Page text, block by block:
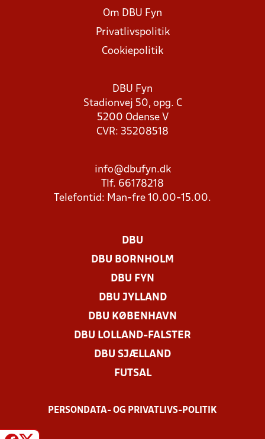
Om DBU Fyn
Privatlivspolitik
Cookiepolitik
DBU Fyn
Stadionvej 50, opg. C
5200 Odense V
CVR: 35208518
info@dbufyn.dk
Tlf. 66178218
Telefontid: Man-fre 10.00-15.00.
DBU
DBU BORNHOLM
DBU FYN
DBU JYLLAND
DBU KØBENHAVN
DBU LOLLAND-FALSTER
DBU SJÆLLAND
FUTSAL
PERSONDATA- OG PRIVATLIVS-POLITIK